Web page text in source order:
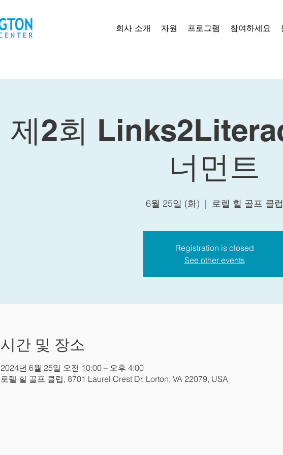
회사 소개 자원 프로그램 참여하세요
제2회
너먼트
6월 25일 (화)
  |
로렐 힐 골프 클럽
Registration is closed
See other events
시간 및 장소
2024년 6월 25일 오전 10:00 – 오후 4:00
로렐 힐 골프 클럽, 8701 Laurel Crest Dr, Lorton, VA 22079, USA